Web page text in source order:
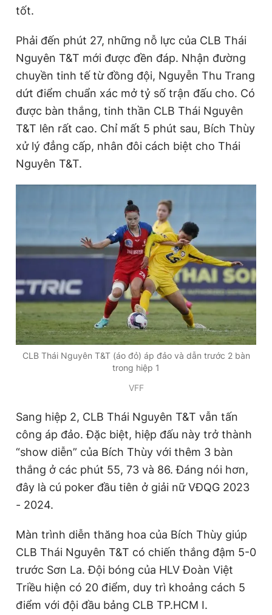
Tổng thư ký tòa soạn: Đức Trung
© 2003-2026 Bản quyền thuộc về Báo Thanh Niên. Cấm sao
chép dưới mọi hình thức nếu không có sự chấp thuận bằng văn
bản. Phát triển bởi ePi Technologies, JSC.
tốt.
Phải đến phút 27, những nỗ lực của CLB Thái
Nguyên T&T mới được đền đáp. Nhận đường
chuyền tinh tế từ đồng đội, Nguyễn Thu Trang
dứt điểm chuẩn xác mở tỷ số trận đấu cho. Có
được bàn thắng, tinh thần CLB Thái Nguyên
T&T lên rất cao. Chỉ mất 5 phút sau, Bích Thùy
xử lý đẳng cấp, nhân đôi cách biệt cho Thái
Nguyên T&T.
CLB Thái Nguyên T&T (áo đỏ) áp đảo và dẫn trước 2 bàn
trong hiệp 1
VFF
Sang hiệp 2, CLB Thái Nguyên T&T vẫn tấn
công áp đảo. Đặc biệt, hiệp đấu này trở thành
“show diễn” của Bích Thùy với thêm 3 bàn
thắng ở các phút 55, 73 và 86. Đáng nói hơn,
đây là cú poker đầu tiên ở giải nữ VĐQG 2023
- 2024.
Màn trình diễn thăng hoa của Bích Thùy giúp
CLB Thái Nguyên T&T có chiến thắng đậm 5-0
trước Sơn La. Đội bóng của HLV Đoàn Việt
Triều hiện có 20 điểm, duy trì khoảng cách 5
điểm với đội đầu bảng CLB TP.HCM I.